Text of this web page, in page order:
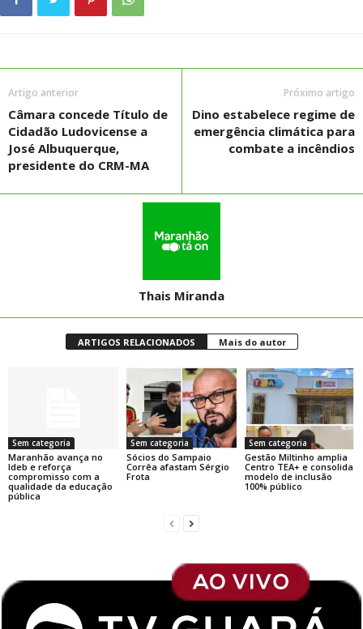
Artigo anterior
Câmara concede Título de
Cidadão Ludovicense a
José Albuquerque,
presidente do CRM-MA
Próximo artigo
Dino estabelece regime de
emergência climática para
combate a incêndios
Thais Miranda
ARTIGOS RELACIONADOS Mais do autor
Sem categoria
Maranhão avança no
Ideb e reforça
compromisso com a
qualidade da educação
pública
Sem categoria
Sócios do Sampaio
Corrêa afastam Sérgio
Frota
Sem categoria
Gestão Miltinho amplia
Centro TEA+ e consolida
modelo de inclusão
100% público